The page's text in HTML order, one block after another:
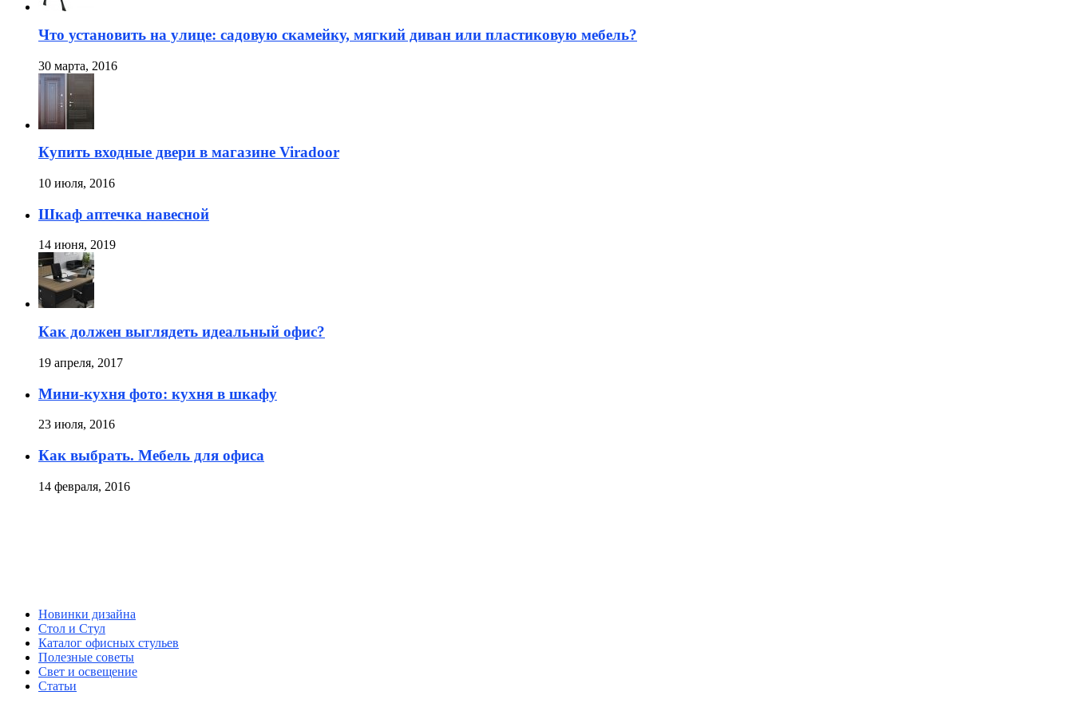
Что установить на улице: садовую скамейку, мягкий диван или пластиковую мебель?
30 марта, 2016
Купить входные двери в магазине Viradoor
10 июля, 2016
Шкаф аптечка навесной
14 июня, 2019
Как должен выглядеть идеальный офис?
19 апреля, 2017
Мини-кухня фото: кухня в шкафу
23 июля, 2016
Как выбрать. Мебель для офиса
14 февраля, 2016
Новинки дизайна
Стол и Стул
Каталог офисных стульев
Полезные советы
Свет и освещение
Статьи